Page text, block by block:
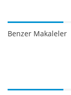
Benzer Makaleler